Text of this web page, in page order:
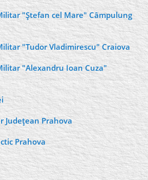
"Ştefan cel Mare" Câmpulung
"Tudor Vladimirescu" Craiova
"Alexandru Ioan Cuza"
Judeţean Prahova
Prahova